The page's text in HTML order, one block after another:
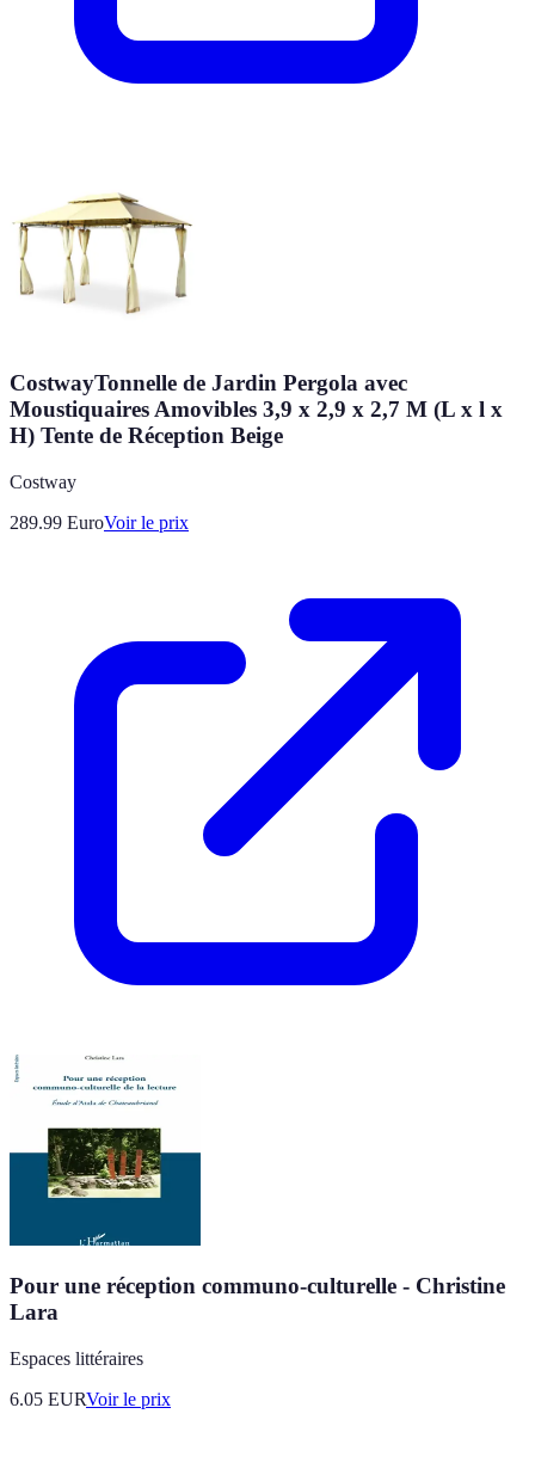
CostwayTonnelle de Jardin Pergola avec
Moustiquaires Amovibles 3,9 x 2,9 x 2,7 M (L x l x
H) Tente de Réception Beige
Costway
289.99 EuroVoir le prix
Pour une réception communo-culturelle - Christine
Lara
Espaces littéraires
6.05 EURVoir le prix